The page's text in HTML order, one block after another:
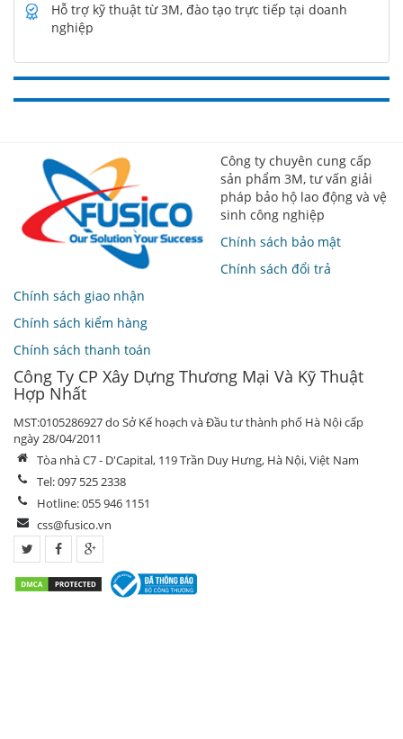
Hỗ trợ kỹ thuật từ 3M, đào tạo trực tiếp tại doanh
nghiệp
Công ty chuyên cung cấp
sản phẩm 3M, tư vấn giải
pháp bảo hộ lao động và vệ
sinh công nghiệp
Chính sách bảo mật
Chính sách đổi trả
Chính sách giao nhận
Chính sách kiểm hàng
Chính sách thanh toán
Công Ty CP Xây Dựng Thương Mại Và Kỹ Thuật
Hợp Nhất
MST:0105286927 do Sở Kế hoạch và Đầu tư thành phố Hà Nội cấp
ngày 28/04/2011
Tòa nhà C7 - D'Capital, 119 Trần Duy Hưng, Hà Nội, Việt Nam
Tel: 097 525 2338
Hotline: 055 946 1151
css@fusico.vn